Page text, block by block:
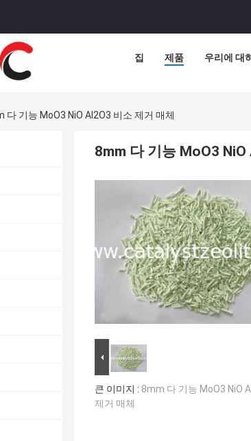
집 제품 우리에 대
다 기능 MoO3 NiO Al2O3 비소 제거 매체
8mm 다 기능 MoO3 NiO
큰 이미지 : 8mm 다 기능 MoO3 NiO
제거 매체